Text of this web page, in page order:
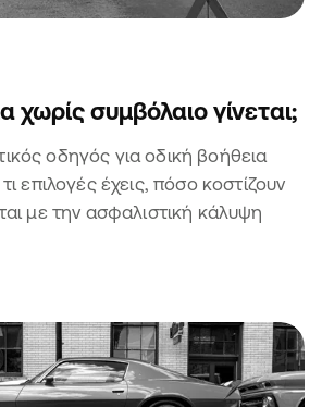
χωρίς συμβόλαιο γίνεται;
οδηγός για οδική βοήθεια
επιλογές έχεις, πόσο κοστίζουν
με την ασφαλιστική κάλυψη